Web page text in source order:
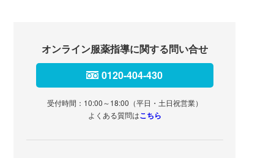
オンライン服薬指導に関する問い合せ
0120-404-430
受付時間：10:00～18:00（平日・土日祝営業）
よくある質問はこちら